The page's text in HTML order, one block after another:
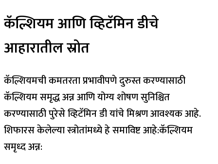
कॅल्शियम आणि व्हिटॅमिन डीचे
आहारातील स्रोत
कॅल्शियमची कमतरता प्रभावीपणे दुरुस्त करण्यासाठी
कॅल्शियम समृद्ध अन्न आणि योग्य शोषण सुनिश्चित
करण्यासाठी पुरेसे व्हिटॅमिन डी यांचे मिश्रण आवश्यक आहे.
शिफारस केलेल्या स्त्रोतांमध्ये हे समाविष्ट आहे:कॅल्शियम
समृध्द अन्न: